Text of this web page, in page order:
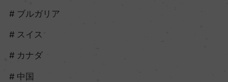
ブルガリア
スイス
カナダ
中国